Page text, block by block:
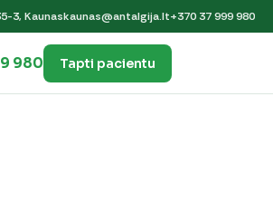
3, Kaunaskaunas@antalgija.lt+370 37 999 980
980 Tapti pacientu